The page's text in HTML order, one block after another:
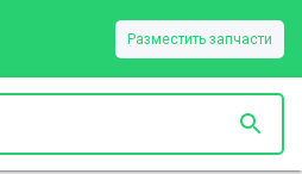
Разместить запчасти